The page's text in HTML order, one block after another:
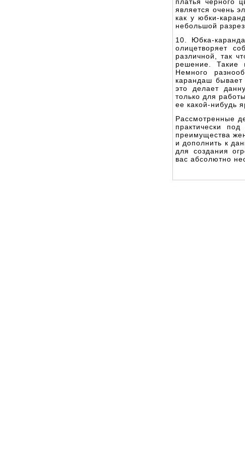
является очень
как у юбки-
небольшой разрез.
10. Юбка-
олицетворяет
различной, так
решение. Такие
Немного
карандаш
это делает
только для
ее какой-нибудь
Рассмотренные
практически
преимущества
и дополнить к
для создания
вас абсолютно